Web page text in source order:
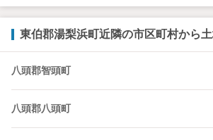
東伯郡湯梨浜町近隣の市区町村から
八頭郡智頭町
八頭郡八頭町